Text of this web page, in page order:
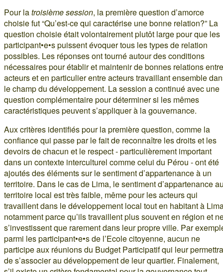
Pour latroisième session, la première question d’amorce
choisie fut “Qu’est-ce qui caractérise une bonne relation?” La
question choisie était volontairement plutôt large pour que les
participant•e•s puissent évoquer tous les types de relation
possibles. Les réponses ont tourné autour des conditions
nécessaires pour établir et maintenir de bonnes relations entre
acteurs et en particulier entre acteurs travaillant ensemble
le champ du développement. La session a continué avec une
question complémentaire pour déterminer si les mêmes
caractéristiques peuvent s’appliquer à la gouvernance.
Aux critères identifiés pour la première question, comme la
confiance qui passe par le fait de reconnaître les droits et les
devoirs de chacun et le respect - particulièrement important
dans un contexte interculturel comme celui du Pérou - ont été
ajoutés des éléments sur le sentiment d’appartenance à un
territoire. Dans le cas de Lima, le sentiment d’appartenance
territoire local est très faible, même pour les acteurs qui
travaillent dans le développement local tout en habitant à
notamment parce qu’ils travaillent plus souvent en région et
s’investissent que rarement dans leur propre ville. Par
parmi les participant•e•s de l’Ecole citoyenne, aucun ne
participe aux réunions du Budget Participatif qui leur
de s’associer au développement de leur quartier. Finalement,